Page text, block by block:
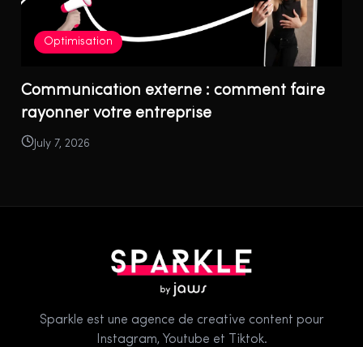
Optimisation
Communication externe : comment faire
rayonner votre entreprise
July 7, 2026
Sparkle est une agence de creative content pour
Instagram, Youtube et Tiktok.